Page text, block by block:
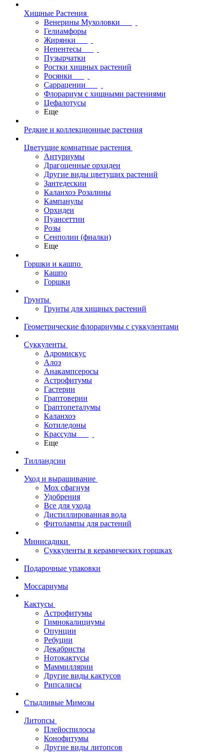
Хищные Растения
Венерины Мухоловки
Гелиамфоры
Жирянки
Непентесы
Пузырчатки
Ростки хищных растений
Росянки
Саррацении
Флорариум с хищными растениями
Цефалотусы
Еще
Редкие и коллекционные растения
Цветущие комнатные растения
Антуриумы
Драгоценные орхидеи
Другие виды цветущих растений
Зантедескии
Каланхоэ Розалины
Кампанулы
Орхидеи
Пуансеттии
Розы
Сенполии (фиалки)
Еще
Горшки и кашпо
Кашпо
Горшки
Грунты
Грунты для хищных растений
Геометрические флорариумы с суккулентами
Суккуленты
Адромискус
Алоэ
Анакампсеросы
Астрофитумы
Гастерии
Граптоверии
Граптопеталумы
Каланхоэ
Котиледоны
Крассулы
Еще
Тилландсии
Уход и выращивание
Мох сфагнум
Удобрения
Все для ухода
Дистиллированная вода
Фитолампы для растений
Минисадики
Суккуленты в керамических горшках
Подарочные упаковки
Моссариумы
Кактусы
Астрофитумы
Гимнокалициумы
Опунции
Ребуции
Декабристы
Нотокактусы
Маммиллярии
Другие виды кактусов
Рипсалисы
Стыдливые Мимозы
Литопсы
Плейоспилосы
Конофитумы
Другие виды литопсов